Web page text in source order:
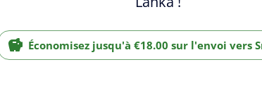
Économisez jusqu'à €18.00 sur l'envoi vers